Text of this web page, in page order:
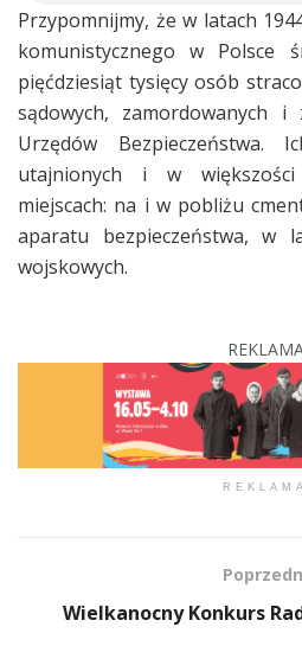
Przypomnijmy, że w latach
komunistycznego w Polsce
pięćdziesiąt tysięcy osób
sądowych, zamordowanych i
Urzędów Bezpieczeństwa.
utajnionych i w
miejscach: na i w pobliżu
aparatu bezpieczeństwa, w
wojskowych.
REKLAMA
Wielkanocny Konkurs